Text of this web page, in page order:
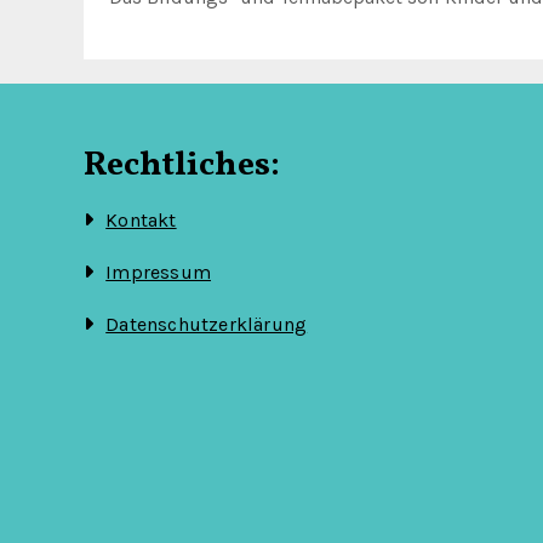
Rechtliches:
Kontakt
Impressum
Datenschutzerklärung